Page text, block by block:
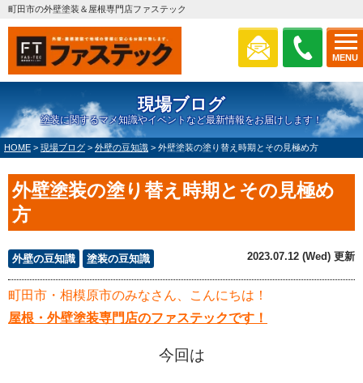
MENU
町田市の外壁塗装＆屋根専門店ファステック
現場ブログ
塗装に関するマメ知識やイベントなど最新情報をお届けします！
HOME > 現場ブログ > 外壁の豆知識 > 外壁塗装の塗り替え時期とその見極め方
外壁塗装の塗り替え時期とその見極め
方
外壁の豆知識 塗装の豆知識 2023.07.12 (Wed) 更新
町田市・相模原市のみなさん、こんにちは！
屋根・外壁塗装専門店のファステックです！
今回は